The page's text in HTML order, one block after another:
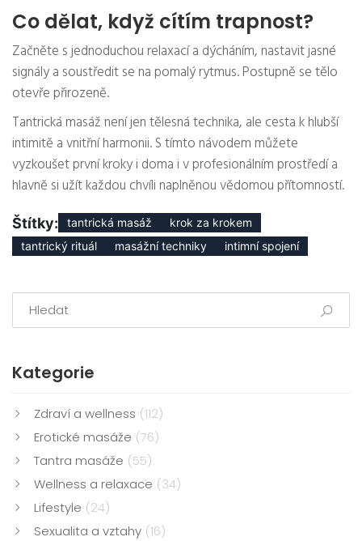
Co dělat, když cítím trapnost?
Začněte s jednoduchou relaxací a dýcháním, nastavit jasné
signály a soustředit se na pomalý rytmus. Postupně se tělo
otevře přirozeně.
Tantrická masáž není jen tělesná technika, ale cesta k hlubší
intimitě a vnitřní harmonii. S tímto návodem můžete
vyzkoušet první kroky i doma i v profesionálním prostředí a
hlavně si užít každou chvíli naplněnou vědomou přítomností.
Štítky: tantrická masáž
krok za krokem
tantrický rituál
masážní techniky intimní spojení
Kategorie
Zdraví a wellness (112)
Erotické masáže (76)
Tantra masáže (55)
Wellness a relaxace (34)
Lifestyle (24)
Sexualita a vztahy (16)